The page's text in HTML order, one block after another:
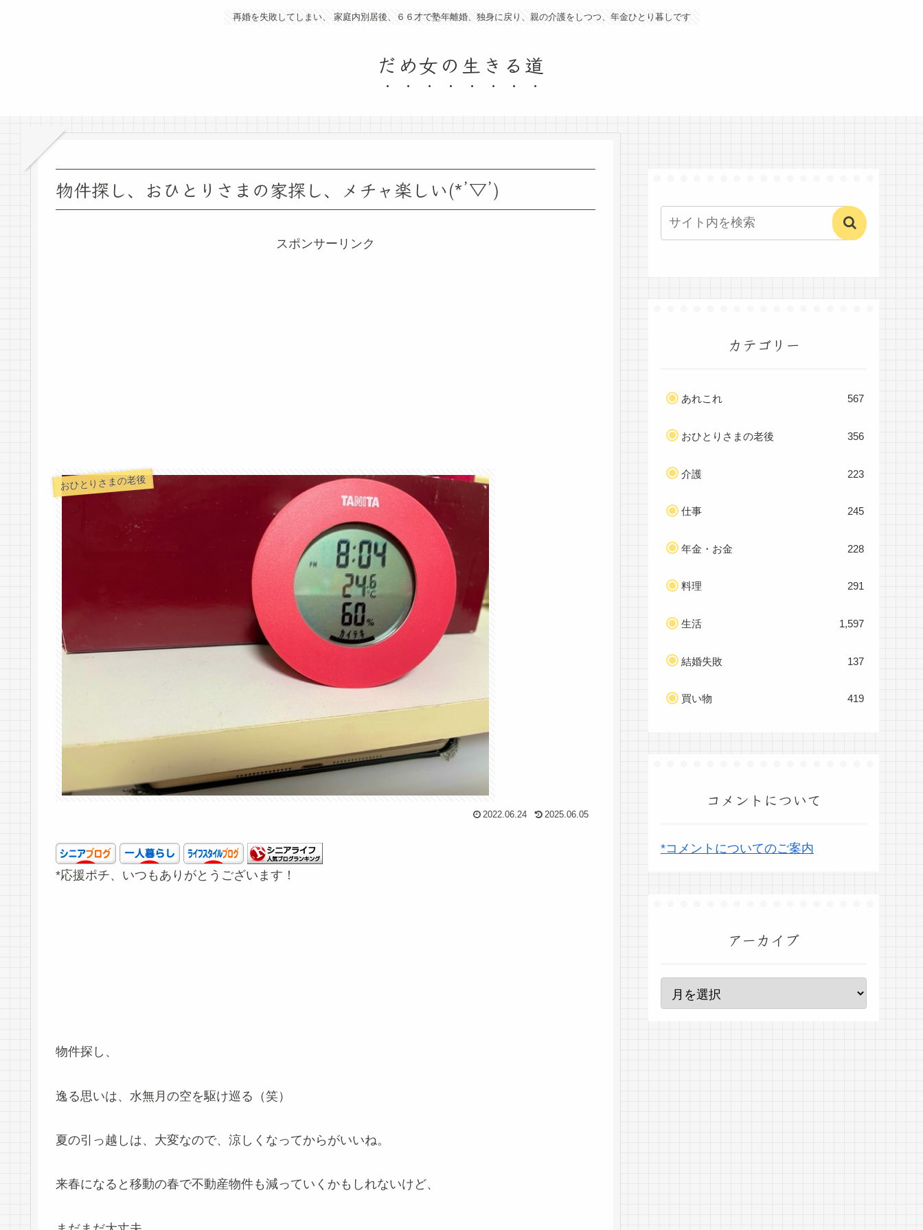
再婚を失敗してしまい、 家庭内別居後、６６才で塾年離婚、独身に戻り、親の介護をしつつ、年金ひとり暮しです
だめ女の生きる道
物件探し、おひとりさまの家探し、メチャ楽しい(*’▽’)
スポンサーリンク
おひとりさまの老後
2022.06.24 2025.06.05
*応援ポチ、いつもありがとうございます！
物件探し、
逸る思いは、水無月の空を駆け巡る（笑）
夏の引っ越しは、大変なので、涼しくなってからがいいね。
来春になると移動の春で不動産物件も減っていくかもしれないけど、
カテゴリー
あれこれ 567
おひとりさまの老後 356
介護 223
仕事 245
年金・お金 228
料理 291
生活 1,597
結婚失敗 137
買い物 419
コメントについて
*コメントについてのご案内
アーカイブ